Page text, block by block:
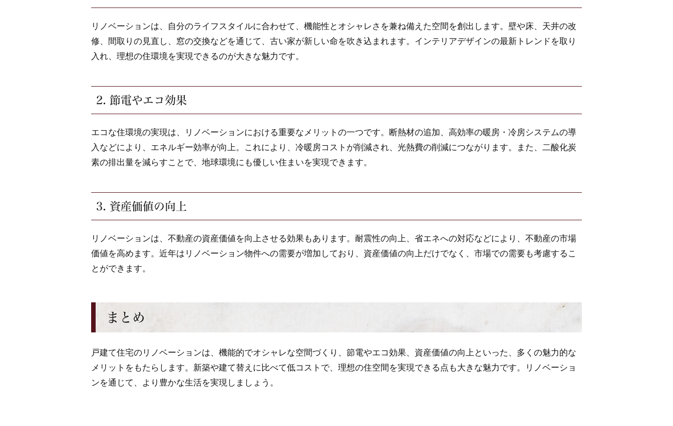
リノベーションは、自分のライフスタイルに合わせて、機能性とオシャレさを兼ね備えた空間を創出します。壁や床、天井の改
修、間取りの見直し、窓の交換などを通じて、古い家が新しい命を吹き込まれます。インテリアデザインの最新トレンドを取り
入れ、理想の住環境を実現できるのが大きな魅力です。
2. 節電やエコ効果
エコな住環境の実現は、リノベーションにおける重要なメリットの一つです。断熱材の追加、高効率の暖房・冷房システムの導
入などにより、エネルギー効率が向上。これにより、冷暖房コストが削減され、光熱費の削減につながります。また、二酸化炭
素の排出量を減らすことで、地球環境にも優しい住まいを実現できます。
3. 資産価値の向上
リノベーションは、不動産の資産価値を向上させる効果もあります。耐震性の向上、省エネへの対応などにより、不動産の市場
価値を高めます。近年はリノベーション物件への需要が増加しており、資産価値の向上だけでなく、市場での需要も考慮するこ
とができます。
まとめ
戸建て住宅のリノベーションは、機能的でオシャレな空間づくり、節電やエコ効果、資産価値の向上といった、多くの魅力的な
メリットをもたらします。新築や建て替えに比べて低コストで、理想の住空間を実現できる点も大きな魅力です。リノベーショ
ンを通じて、より豊かな生活を実現しましょう。